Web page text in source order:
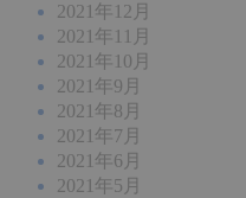
2021年12月
2021年11月
2021年10月
2021年9月
2021年8月
2021年7月
2021年6月
2021年5月